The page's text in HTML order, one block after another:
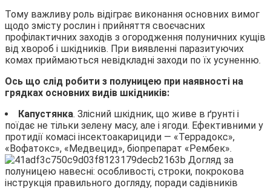
Тому важливу роль відіграє виконання основних вимог
щодо змісту рослин і прийняття своєчасних
профілактичних заходів з огородження полуничних кущів
від хвороб і шкідників. При виявленні паразитуючих
комах приймаються невідкладні заходи по їх усуненню.
Ось що слід робити з полуницею при наявності на
грядках основних видів шкідників:
Капустянка. Злісний шкідник, що живе в ґрунті і
поїдає не тільки зелену масу, але і ягоди. Ефективними у
протидії комасі інсектоакарициди — «Террадокс»,
«Вофатокс», «Медвецид», біопрепарат «Рембек».